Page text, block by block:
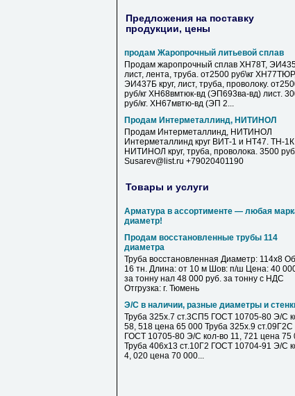
Предложения на поставку
продукции, цены
продам Жаропрочный литьевой сплав
Продам жаропрочный сплав ХН78Т, ЭИ435
лист, лента, труба. от2500 руб\кг
ЭИ437Б круг, лист, труба, проволоку.
руб/кг ХН68вмтюк-вд (ЭП693ва-вд) лист.
руб/кг. ХН67мвтю-вд (ЭП 2...
Продам Интерметаллинд, НИТИНОЛ
Продам Интерметаллинд, НИТИНОЛ
Интерметаллинд круг ВИТ-1 и НТ47. ТН-1К
НИТИНОЛ круг, труба, проволока. 3500 руб/
Susarev@list.ru +79020401190
Товары и услуги
Арматура в ассортименте — любая
диаметр!
Продам восстановленные трубы 114
диаметра
Труба восстановленная Диаметр: 114х8
16 тн. Длина: от 10 м Шов: п/ш Цена: 40
за тонну нал 48 000 руб. за тонну с НДС
Отгрузка: г. Тюмень
Э/С в наличии, разные диаметры и
Труба 325х.7 ст.3СП5 ГОСТ 10705-80 Э/С
58, 518 цена 65 000 Труба 325х.9 ст.09Г2С
ГОСТ 10705-80 Э/С кол-во 11, 721 цена 75
Труба 406х13 ст.10Г2 ГОСТ 10704-91 Э/С
4, 020 цена 70 000...